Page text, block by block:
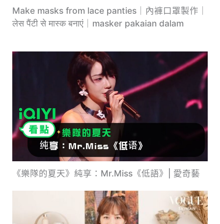
Make masks from lace panties｜內褲口罩製作｜
लेस पैंटी से मास्क बनाएं｜masker pakaian dalam
《樂隊的夏天》純享：Mr.Miss《低語》| 愛奇藝